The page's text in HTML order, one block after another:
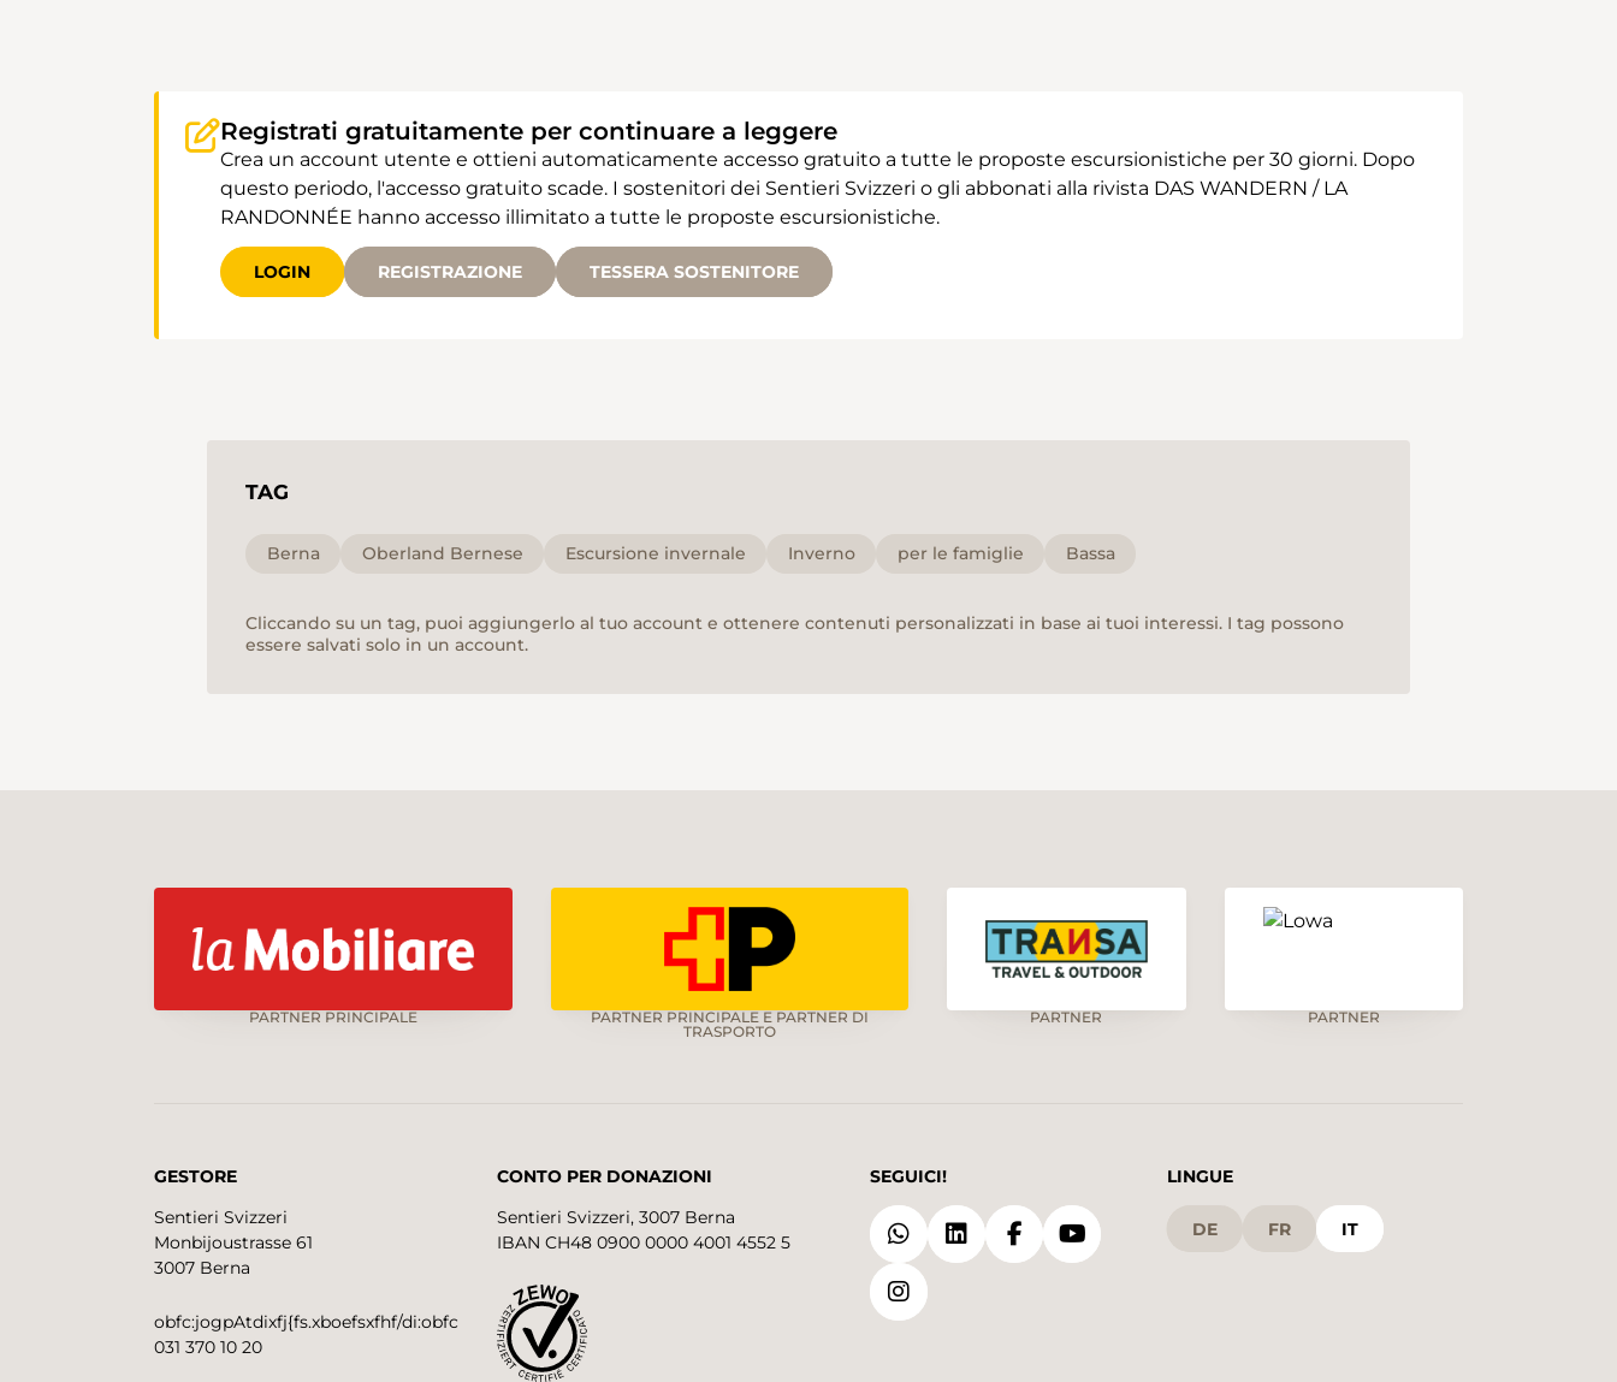
Registrati gratuitamente per continuare a leggere
Crea un account utente e ottieni automaticamente accesso gratuito a tutte le proposte escursionistiche per 30 giorni. Dopo
questo periodo, l'accesso gratuito scade. I sostenitori dei Sentieri Svizzeri o gli abbonati alla rivista DAS WANDERN / LA
RANDONNÉE hanno accesso illimitato a tutte le proposte escursionistiche.
LOGIN REGISTRAZIONE TESSERA SOSTENITORE
TAG
Berna Oberland Bernese Escursione invernale Inverno per le famiglie Bassa
Cliccando su un tag, puoi aggiungerlo al tuo account e ottenere contenuti personalizzati in base ai tuoi interessi. I tag possono
essere salvati solo in un account.
PARTNER PRINCIPALE
PARTNER PRINCIPALE E PARTNER DI
TRASPORTO
PARTNER PARTNER
GESTORE
Sentieri Svizzeri
Monbijoustrasse 61
3007 Berna
obfc:jogpAtdixfj{fs.xboefsxfhf/di:obfc
031 370 10 20
CONTO PER DONAZIONI
Sentieri Svizzeri, 3007 Berna
IBAN CH48 0900 0000 4001 4552 5
SEGUICI! LINGUE
DE FR IT